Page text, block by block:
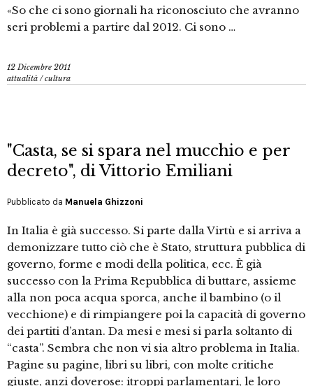
«So che ci sono giornali ha riconosciuto che avranno
seri problemi a partire dal 2012. Ci sono …
12 Dicembre 2011
attualità /cultura
"Casta, se si spara nel mucchio e per
decreto", di Vittorio Emiliani
Pubblicato da Manuela Ghizzoni
In Italia è già successo. Si parte dalla Virtù e si arriva a
demonizzare tutto ciò che è Stato, struttura pubblica di
governo, forme e modi della politica, ecc. È già
successo con la Prima Repubblica di buttare, assieme
alla non poca acqua sporca, anche il bambino (o il
vecchione) e di rimpiangere poi la capacità di governo
dei partiti d’antan. Da mesi e mesi si parla soltanto di
“casta”. Sembra che non vi sia altro problema in Italia.
Pagine su pagine, libri su libri, con molte critiche
giuste, anzi doverose: itroppi parlamentari, le loro